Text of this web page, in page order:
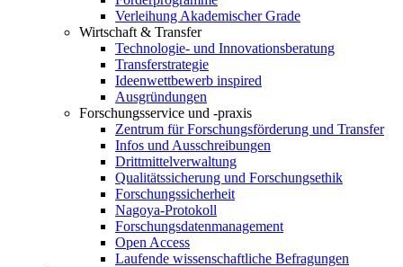
Verleihung Akademischer Grade
Wirtschaft & Transfer
Technologie- und Innovationsberatung
Transferstrategie
Ideenwettbewerb inspired
Ausgründungen
Forschungsservice und -praxis
Zentrum für Forschungsförderung und Transfer
Infos und Ausschreibungen
Drittmittelverwaltung
Qualitätssicherung und Forschungsethik
Forschungssicherheit
Nagoya-Protokoll
Forschungsdatenmanagement
Open Access
Laufende wissenschaftliche Befragungen